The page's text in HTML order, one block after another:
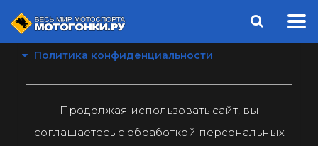
Политика конфиденциальности
Продолжая использовать сайт, вы
соглашаетесь с обработкой персональных